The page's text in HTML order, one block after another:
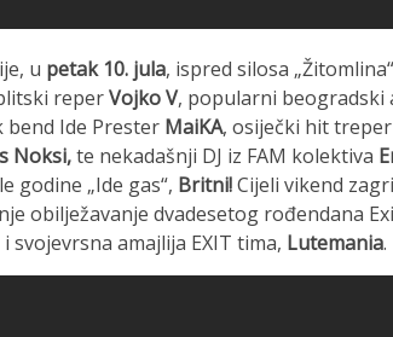
u petak 10. jula, ispred silosa
reperVojko V, popularni beogradski
Ide Prester MaiKA, osiječki hit treper
Noksi,te nekadašnji DJ iz FAM kolektiva
godine „Ide gas“, Britni!Cijeli vikend
obilježavanje dvadesetog rođendana
svojevrsna amajlija EXIT tima, Lutemania.